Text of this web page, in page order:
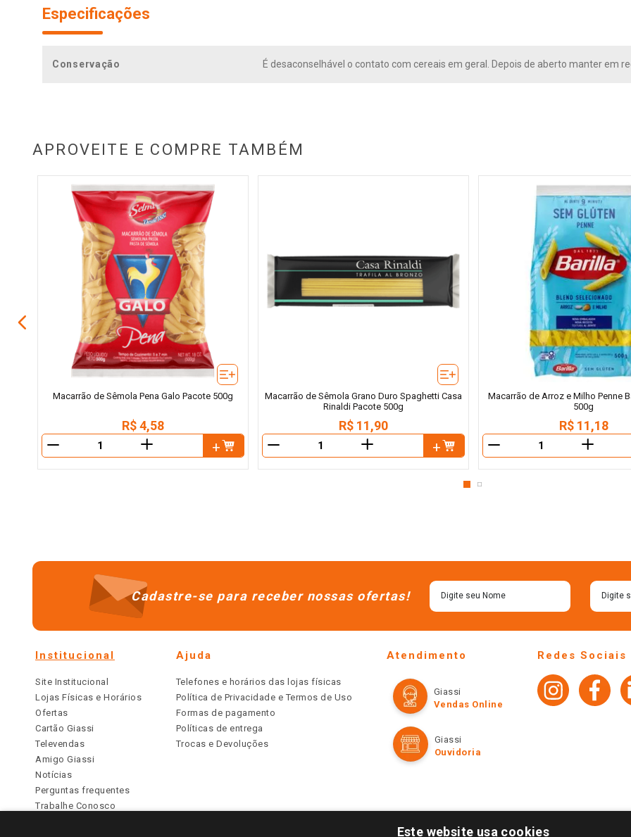
Especificações
Conservação É desaconselhável o contato com cereais em geral. Depois de aberto manter em
APROVEITE E COMPRE TAMBÉM
Macarrão de Sêmola Pena Galo Pacote 500g
R$ 4,58
＋
Macarrão de Sêmola Grano Duro Spaghetti Casa
Rinaldi Pacote 500g
R$ 11,90
＋
Macarrão de Arroz e Milho Penne
500g
R$ 11,18
＋
Cadastre-se para receber nossas ofertas!
Institucional
Site Institucional
Lojas Físicas e Horários
Ofertas
Cartão Giassi
Televendas
Amigo Giassi
Notícias
Perguntas frequentes
Trabalhe Conosco
Ajuda
Telefones e horários das lojas físicas
Política de Privacidade e Termos de Uso
Formas de pagamento
Políticas de entrega
Trocas e Devoluções
Atendimento
Giassi
Vendas Online
Giassi
Ouvidoria
Redes Sociais
Este website usa cookies